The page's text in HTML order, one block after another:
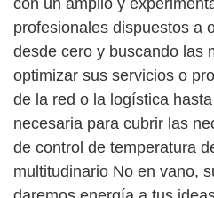
con un amplio y
profesionales dispuestos a
desde cero y buscando las
optimizar sus servicios o
de la red o la logística
necesaria para cubrir las
de control de temperatura
multitudinario No en vano,